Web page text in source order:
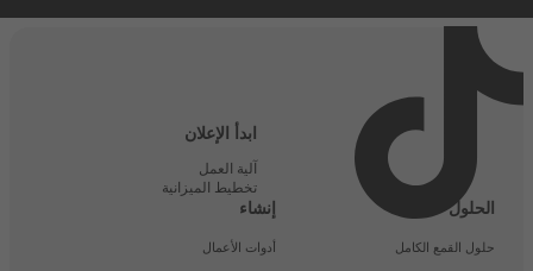
ابدأ الإعلان
آلية العمل
تخطيط الميزانية
الحلول
حلول القمع الكامل
إنشاء
أدوات الأعمال